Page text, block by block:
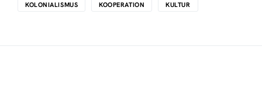
KOLONIALISMUS KOOPERATION KULTUR